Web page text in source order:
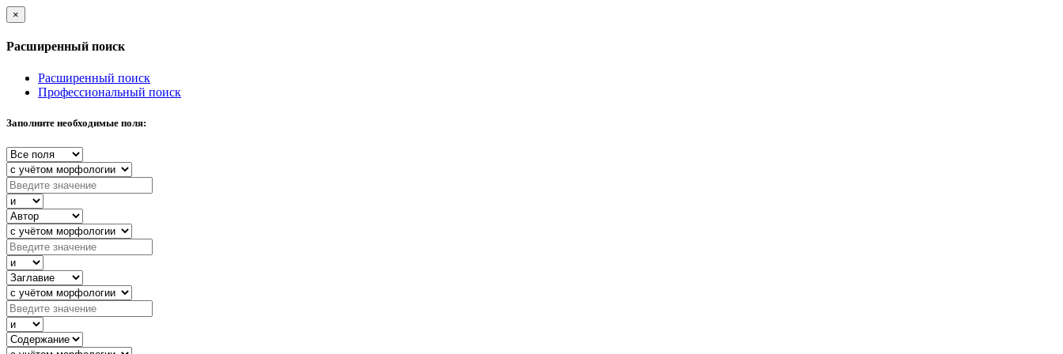
×
Расширенный поиск
Расширенный поиск
Профессиональный поиск
Заполните необходимые поля: